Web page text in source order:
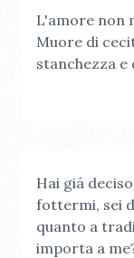
L'amore non
Muore di
stanchezza
Hai giá
fottermi, sei
quanto a
importa a